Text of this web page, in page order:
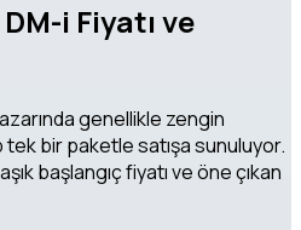
i Fiyatı ve
genellikle zengin
bir paketle satışa sunuluyor.
başlangıç fiyatı ve öne çıkan